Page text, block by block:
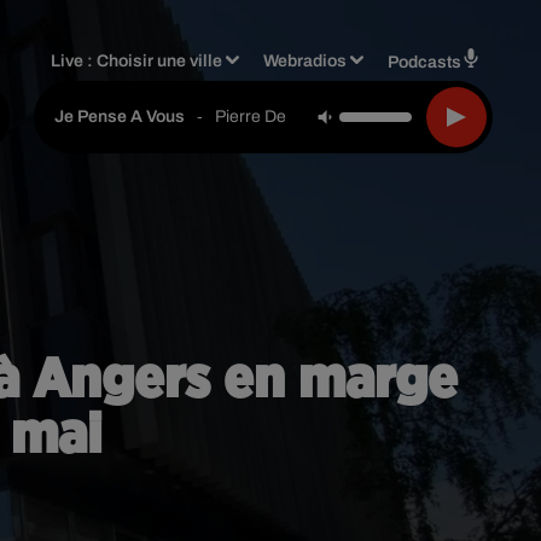
Live :Choisir une ville Webradios Podcasts
Je Pense A Vous - Pierre De Maere
Angers en marge